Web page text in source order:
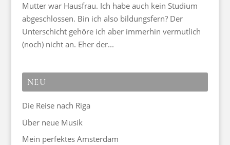
Mutter war Hausfrau. Ich habe auch kein Studium
abgeschlossen. Bin ich also bildungsfern? Der
Unterschicht gehöre ich aber immerhin vermutlich
(noch) nicht an. Eher der...
NEU
Die Reise nach Riga
Über neue Musik
Mein perfektes Amsterdam